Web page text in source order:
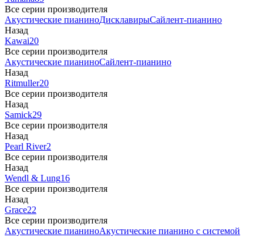
Все серии производителя
Акустические пианиноДисклавирыСайлент-пианино
Назад
Kawai20
Все серии производителя
Акустические пианиноСайлент-пианино
Назад
Ritmuller20
Все серии производителя
Назад
Samick29
Все серии производителя
Назад
Pearl River2
Все серии производителя
Назад
Wendl & Lung16
Все серии производителя
Назад
Grace22
Все серии производителя
Акустические пианиноАкустические пианино с системой